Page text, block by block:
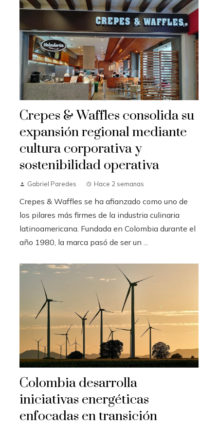
Crepes & Waffles consolida su
expansión regional mediante
cultura corporativa y
sostenibilidad operativa
Gabriel Paredes Hace 2 semanas
Crepes & Waffles se ha afianzado como uno de
los pilares más firmes de la industria culinaria
latinoamericana. Fundada en Colombia durante el
año 1980, la marca pasó de ser un ...
Colombia desarrolla
iniciativas energéticas
enfocadas en transición